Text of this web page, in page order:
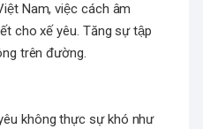
Nam, việc cách âm
cho xế yêu. Tăng sự tập
trên đường.
không thực sự khó như